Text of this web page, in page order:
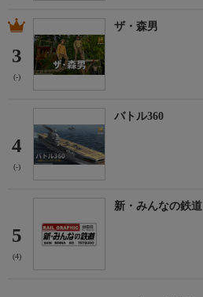
3
(-)
ザ・森男
4
(-)
バトル360
5
(4)
新・みんなの鉄道